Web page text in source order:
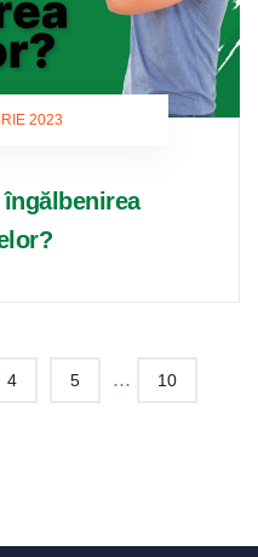
2023
4 5 ... 10